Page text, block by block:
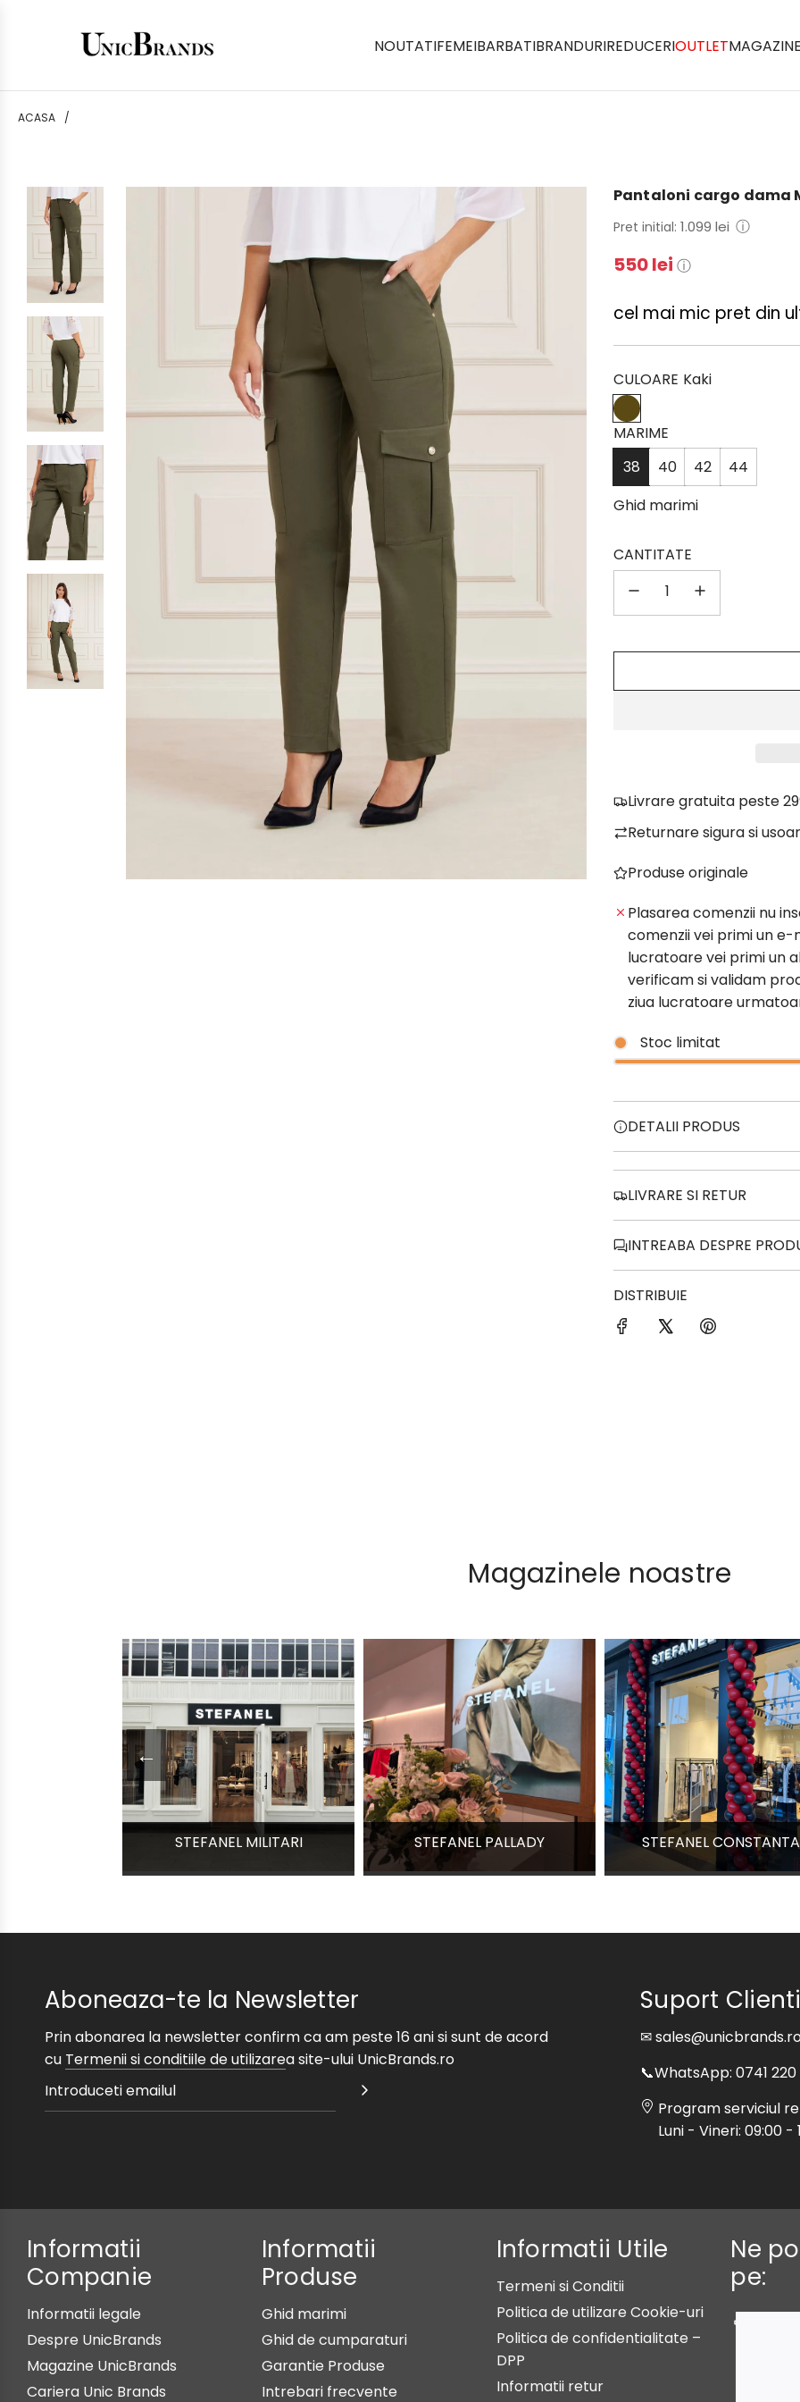
NOUTATIFEMEIBARBATIBRANDURIREDUCERIOUTLET
ACASA /
Pantaloni cargo dama
Pret
de
vanzare
Pret initial: 1.099 lei ⓘ
Pret
regulat
550 lei ⓘ
cel mai mic pret din
CULOARE Kaki
MARIME
38
40 42
44
Ghid marimi
CANTITATE
Livrare gratuita peste
Returnare sigura si
Produse originale
Plasarea comenzii nu
comenzii vei primi un e-
lucratoare vei primi un
verificam si validam
ziua lucratoare
Stoc limitat
DETALII PRODUS
LIVRARE SI RETUR
INTREABA DESPRE
DISTRIBUIE
Magazinele noastre
STEFANEL MILITARI STEFANEL PALLADY STEFANEL CONSTANTA
←
Aboneaza-te la Newsletter
Prin abonarea la newsletter confirm ca am peste 16 ani si sunt de acord
cu Termenii si conditiile de utilizarea site-ului UnicBrands.ro
Suport
✉
📞WhatsApp: 0741
Program serviciul
Luni - Vineri: 09:00 -
Informatii
Companie
Informatii legale
Despre UnicBrands
Magazine UnicBrands
Cariera Unic Brands
Informatii
Produse
Ghid marimi
Ghid de cumparaturi
Garantie Produse
Intrebari frecvente
Informatii Utile
Termeni si Conditii
Politica de utilizare Cookie-uri
Politica de confidentialitate –
DPP
Informatii retur
Ne
pe: